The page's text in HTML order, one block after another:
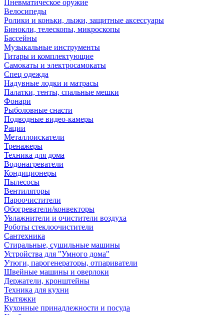
Пневматическое оружие
Велосипеды
Ролики и коньки, лыжи, защитные аксессуары
Бинокли, телескопы, микроскопы
Бассейны
Музыкальные инструменты
Гитары и комплектующие
Самокаты и электросамокаты
Спец одежда
Надувные лодки и матрасы
Палатки, тенты, спальные мешки
Фонари
Рыболовные снасти
Подводные видео-камеры
Рации
Металлоискатели
Тренажеры
Техника для дома
Водонагреватели
Кондиционеры
Пылесосы
Вентиляторы
Пароочистители
Обогреватели/конвекторы
Увлажнители и очистители воздуха
Роботы стеклоочистители
Сантехника
Стиральные, сушильные машины
Устройства для "Умного дома"
Утюги, парогенераторы, отпариватели
Швейные машины и оверлоки
Держатели, кронштейны
Техника для кухни
Вытяжки
Кухонные принадлежности и посуда